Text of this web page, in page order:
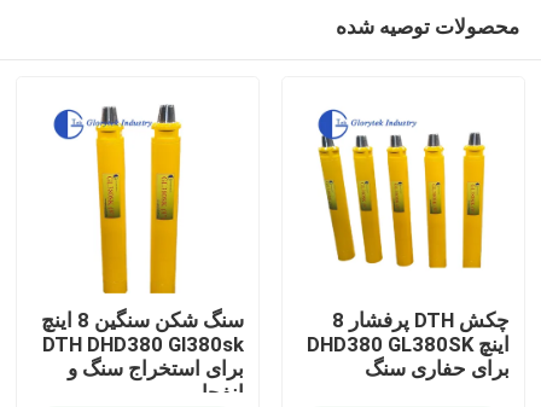
صفحه اصلی
محصولات توصیه شده
چکش DTH پرفشار 8
اینچ DHD380 GL380SK
برای حفاری سنگ
سنگ شکن سنگین 8 اینچ
DTH DHD380 Gl380sk
برای استخراج سنگ و
انفجار